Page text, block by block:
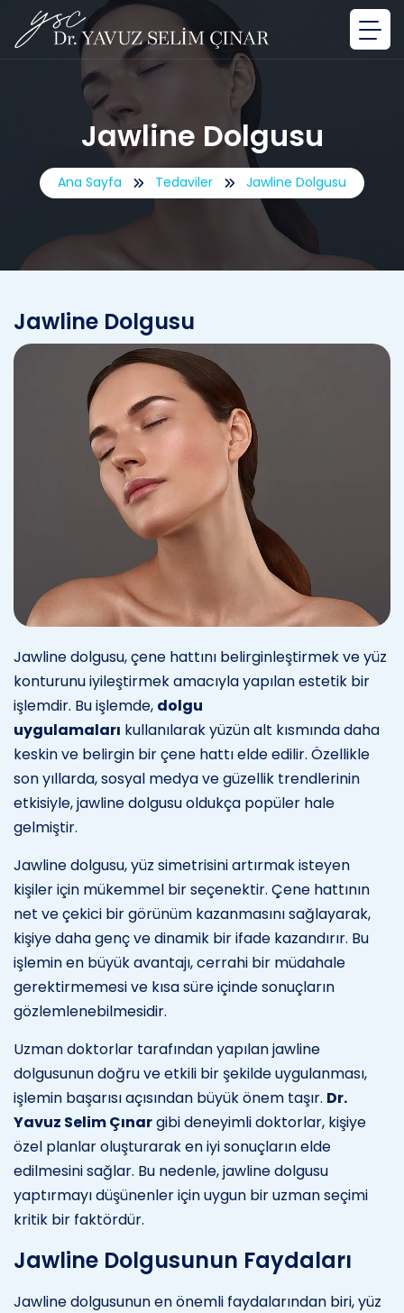
Jawline Dolgusu
Ana Sayfa Tedaviler Jawline Dolgusu
Jawline Dolgusu
Jawline dolgusu, çene hattını belirginleştirmek ve yüz
konturunu iyileştirmek amacıyla yapılan estetik bir
işlemdir. Bu işlemde, dolgu
uygulamaları kullanılarak yüzün alt kısmında daha
keskin ve belirgin bir çene hattı elde edilir. Özellikle
son yıllarda, sosyal medya ve güzellik trendlerinin
etkisiyle, jawline dolgusu oldukça popüler hale
gelmiştir.
Jawline dolgusu, yüz simetrisini artırmak isteyen
kişiler için mükemmel bir seçenektir. Çene hattının
net ve çekici bir görünüm kazanmasını sağlayarak,
kişiye daha genç ve dinamik bir ifade kazandırır. Bu
işlemin en büyük avantajı, cerrahi bir müdahale
gerektirmemesi ve kısa süre içinde sonuçların
gözlemlenebilmesidir.
Uzman doktorlar tarafından yapılan jawline
dolgusunun doğru ve etkili bir şekilde uygulanması,
işlemin başarısı açısından büyük önem taşır. Dr.
Yavuz Selim Çınargibi deneyimli doktorlar, kişiye
özel planlar oluşturarak en iyi sonuçların elde
edilmesini sağlar. Bu nedenle, jawline dolgusu
yaptırmayı düşünenler için uygun bir uzman seçimi
kritik bir faktördür.
Jawline Dolgusunun Faydaları
Jawline dolgusunun en önemli faydalarından biri, yüz